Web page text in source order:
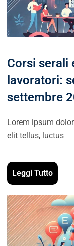
Corsi serali
lavoratori:
settembre
Lorem ipsum
elit tellus, luctus
Leggi Tutto